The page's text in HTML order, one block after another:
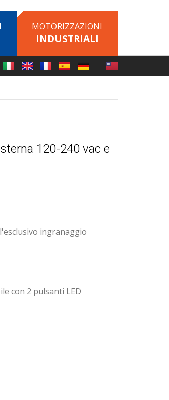
MOTORIZZAZIONI
INDUSTRIALI
120-240 vac e
ingranaggio
con 2 pulsanti LED